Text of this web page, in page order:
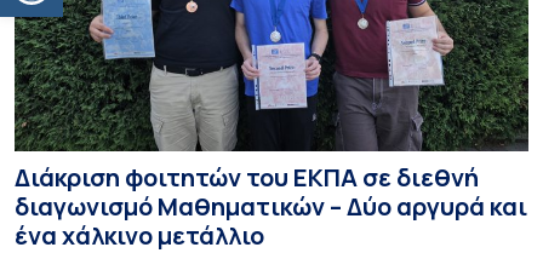
Διάκριση φοιτητών του ΕΚΠΑ σε διεθνή
διαγωνισμό Μαθηματικών – Δύο αργυρά και
ένα χάλκινο μετάλλιο